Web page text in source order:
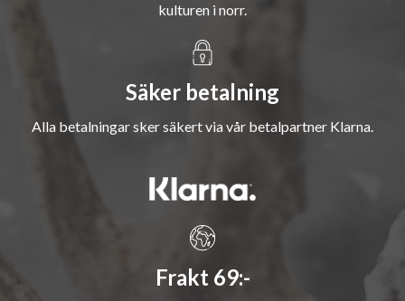
kulturen i norr.
Säker betalning
Alla betalningar sker säkert via vår betalpartner Klarna.
Frakt 69:-